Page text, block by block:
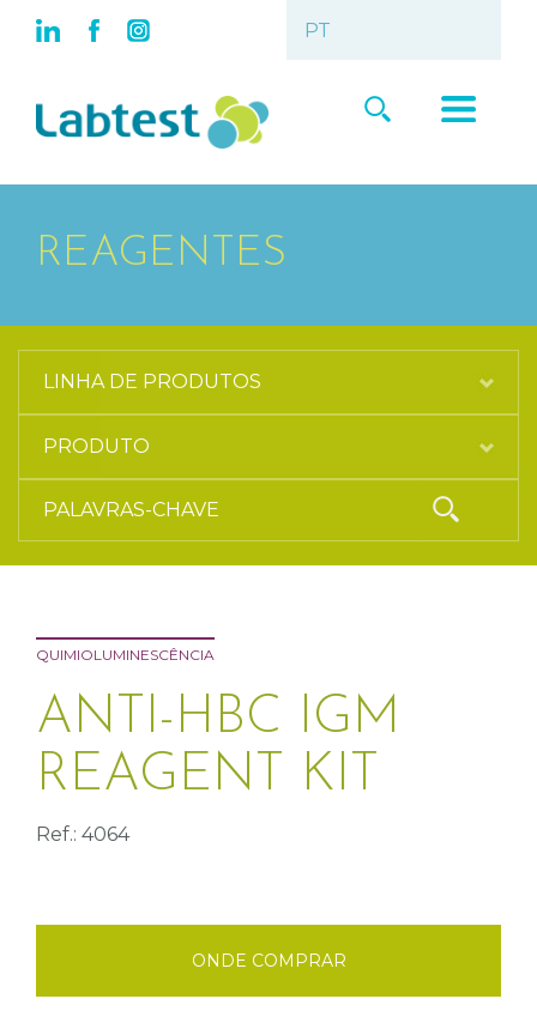
REAGENTES
QUIMIOLUMINESCÊNCIA
ANTI-HBC IGM
REAGENT KIT
Ref.: 4064
ONDE COMPRAR